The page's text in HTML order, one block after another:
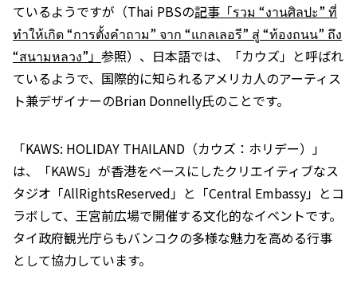
ているようですが（Thai PBSの記事「รวม “งานศิลปะ” ที่
ทำให้เกิด “การตั้งคำถาม” จาก “แกลเลอรี” สู่ “ท้องถนน” ถึง
“สนามหลวง”」 参照）、日本語では、「カウズ」と呼ばれ
ているようで、国際的に知られるアメリカ人のアーティス
ト兼デザイナーのBrian Donnelly氏のことです。
「KAWS: HOLIDAY THAILAND（カウズ：ホリデー）」
は、「KAWS」が香港をベースにしたクリエイティブなス
タジオ「AllRightsReserved」と「Central Embassy」とコ
ラボして、王宮前広場で開催する文化的なイベントです。
タイ政府観光庁らもバンコクの多様な魅力を高める行事
として協力しています。